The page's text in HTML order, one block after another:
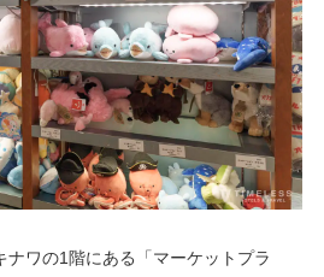
ナワの1階にある「マーケットプラ